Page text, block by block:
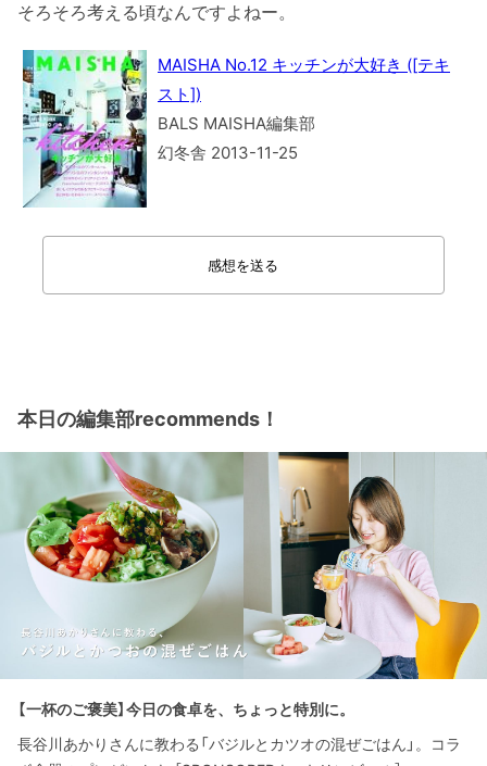
そろそろ考える頃なんですよねー。
MAISHA No.12 キッチンが大好き ([テキ
スト])
BALS MAISHA編集部
幻冬舎 2013-11-25
感想を送る
本日の編集部recommends！
【一杯のご褒美】今日の食卓を、ちょっと特別に。
長谷川あかりさんに教わる「バジルとカツオの混ぜごはん」。コラ